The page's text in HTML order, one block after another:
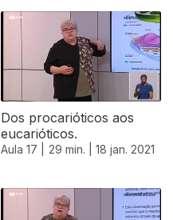
Dos procarióticos aos
eucarióticos.
Aula 17 | 29 min. | 18 jan. 2021